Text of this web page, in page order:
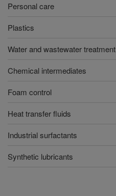
Personal care
Plastics
Water and wastewater treatment
Chemical intermediates
Foam control
Heat transfer fluids
Industrial surfactants
Synthetic lubricants